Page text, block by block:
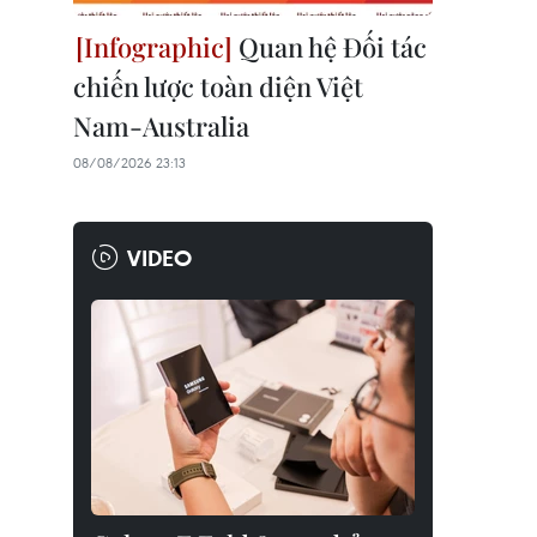
Quan hệ Đối tác
chiến lược toàn diện Việt
Nam-Australia
08/08/2026 23:13
VIDEO